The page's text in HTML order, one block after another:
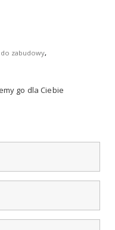
zabudowy,
go dla Ciebie